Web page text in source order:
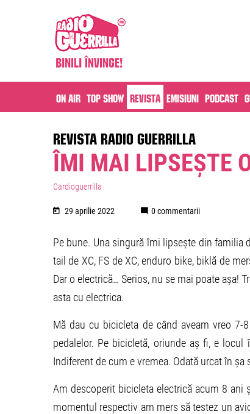
On air Top Show Revista Emisiuni Podcast
REVISTA RADIO GUERRILLA
ÎMI MAI LIPSEȘTE
Cardioguerrilla
29 aprilie 2022 0 commentarii
Pe bune. Una singură îmi lipsește din familia
tail de XC, FS de XC, enduro bike, biklă de
Dar o electrică… Serios, nu se mai poate așa!
asta cu electrica.
Mă dau cu bicicleta de când aveam vreo
pedalelor. Pe bicicletă, oriunde aș fi, e
Indiferent de cum e vremea. Odată urcat în șa
Am descoperit bicicleta electrică acum 8 ani
momentul respectiv am mers să testez un